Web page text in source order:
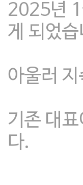
2025년 1
게 되었
아울러
기존 대
다.